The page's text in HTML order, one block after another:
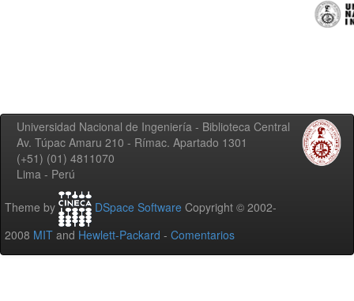
Universidad Nacional de Ingeniería - Biblioteca Central
Av. Túpac Amaru 210 - Rímac. Apartado 1301
(+51) (01) 4811070
Lima - Perú
Theme by DSpace Software Copyright © 2002-
2008 MIT and Hewlett-Packard - Comentarios